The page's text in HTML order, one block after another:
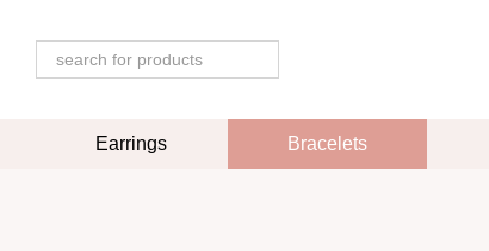
Earrings Bracelets